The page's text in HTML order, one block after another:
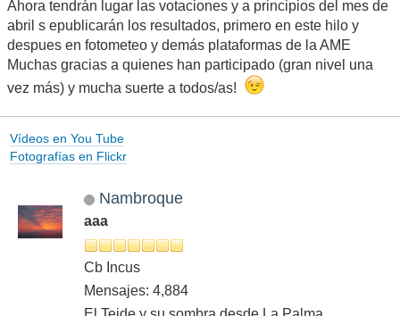
Ahora tendrán lugar las votaciones y a principios del mes de
abril s epublicarán los resultados, primero en este hilo y
despues en fotometeo y demás plataformas de la AME
Muchas gracias a quienes han participado (gran nivel una
vez más) y mucha suerte a todos/as!
Vídeos en You Tube
Fotografías en Flickr
Nambroque
aaa
Cb Incus
Mensajes: 4,884